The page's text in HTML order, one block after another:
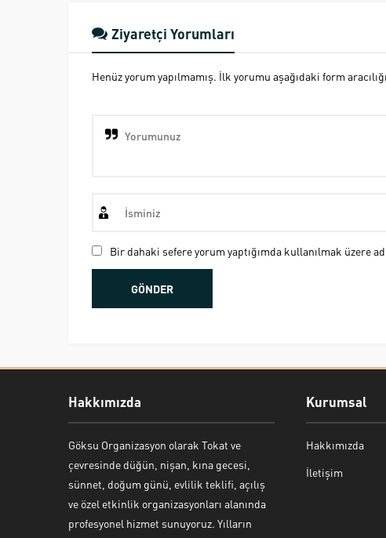
Ziyaretçi Yorumları
Henüz yorum yapılmamış. İlk yorumu aşağıdaki form
Bir dahaki sefere yorum yaptığımda kullanılmak üzere
Hakkımızda
Göksu Organizasyon olarak Tokat ve
çevresinde düğün, nişan, kına gecesi,
sünnet, doğum günü, evlilik teklifi, açılış
ve özel etkinlik organizasyonları alanında
profesyonel hizmet sunuyoruz. Yılların
Kurumsal
Hakkımızda
İletişim
Bekir Kiper